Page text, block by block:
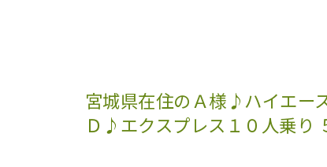
宮城県在住のＡ様♪ハイエー
Ｄ♪エクスプレス１０人乗り